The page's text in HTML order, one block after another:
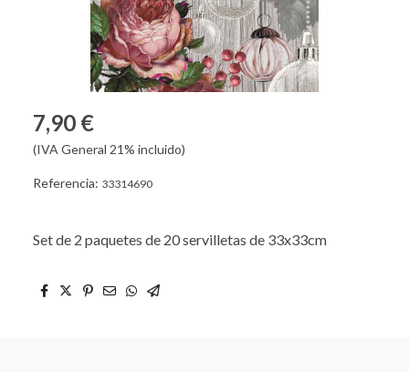
7,90 €
(IVA General 21% incluido)
Referencia: 33314690
Set de 2 paquetes de 20 servilletas de 33x33cm